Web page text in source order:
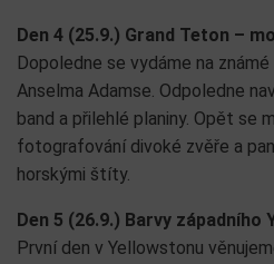
Den 4 (25.9.) Grand Teton –
Dopoledne se vydáme na
Anselma Adamse. Odpoledne
band a přilehlé planiny. Opět se
fotografování divoké zvěře a
horskými štíty.
Den 5 (26.9.) Barvy západního
První den v Yellowstonu